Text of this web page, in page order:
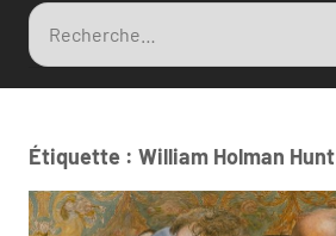
Recherche
pour
:
Étiquette : William Holman Hunt